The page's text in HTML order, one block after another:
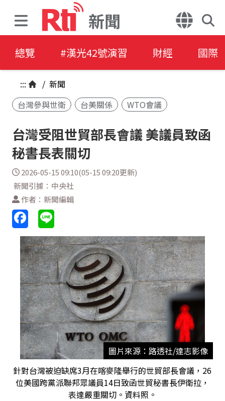
新聞
總覽 #漢光42號演習 財經 國際
::: / 新聞
台灣參與世衛
台美關係 WTO會議
台灣受阻世貿部長會議 美議員致函
秘書長表關切
2026-05-15 09:10(05-15 09:20更新)
新聞引據：中央社
作者：新聞編輯
圖片來源：路透社/達志影像
針對台灣被迫缺席3月在喀麥隆舉行的世貿部長會議，26
位美國跨黨派聯邦眾議員14日致函世貿秘書長伊衛拉，
表達嚴重關切。資料照。